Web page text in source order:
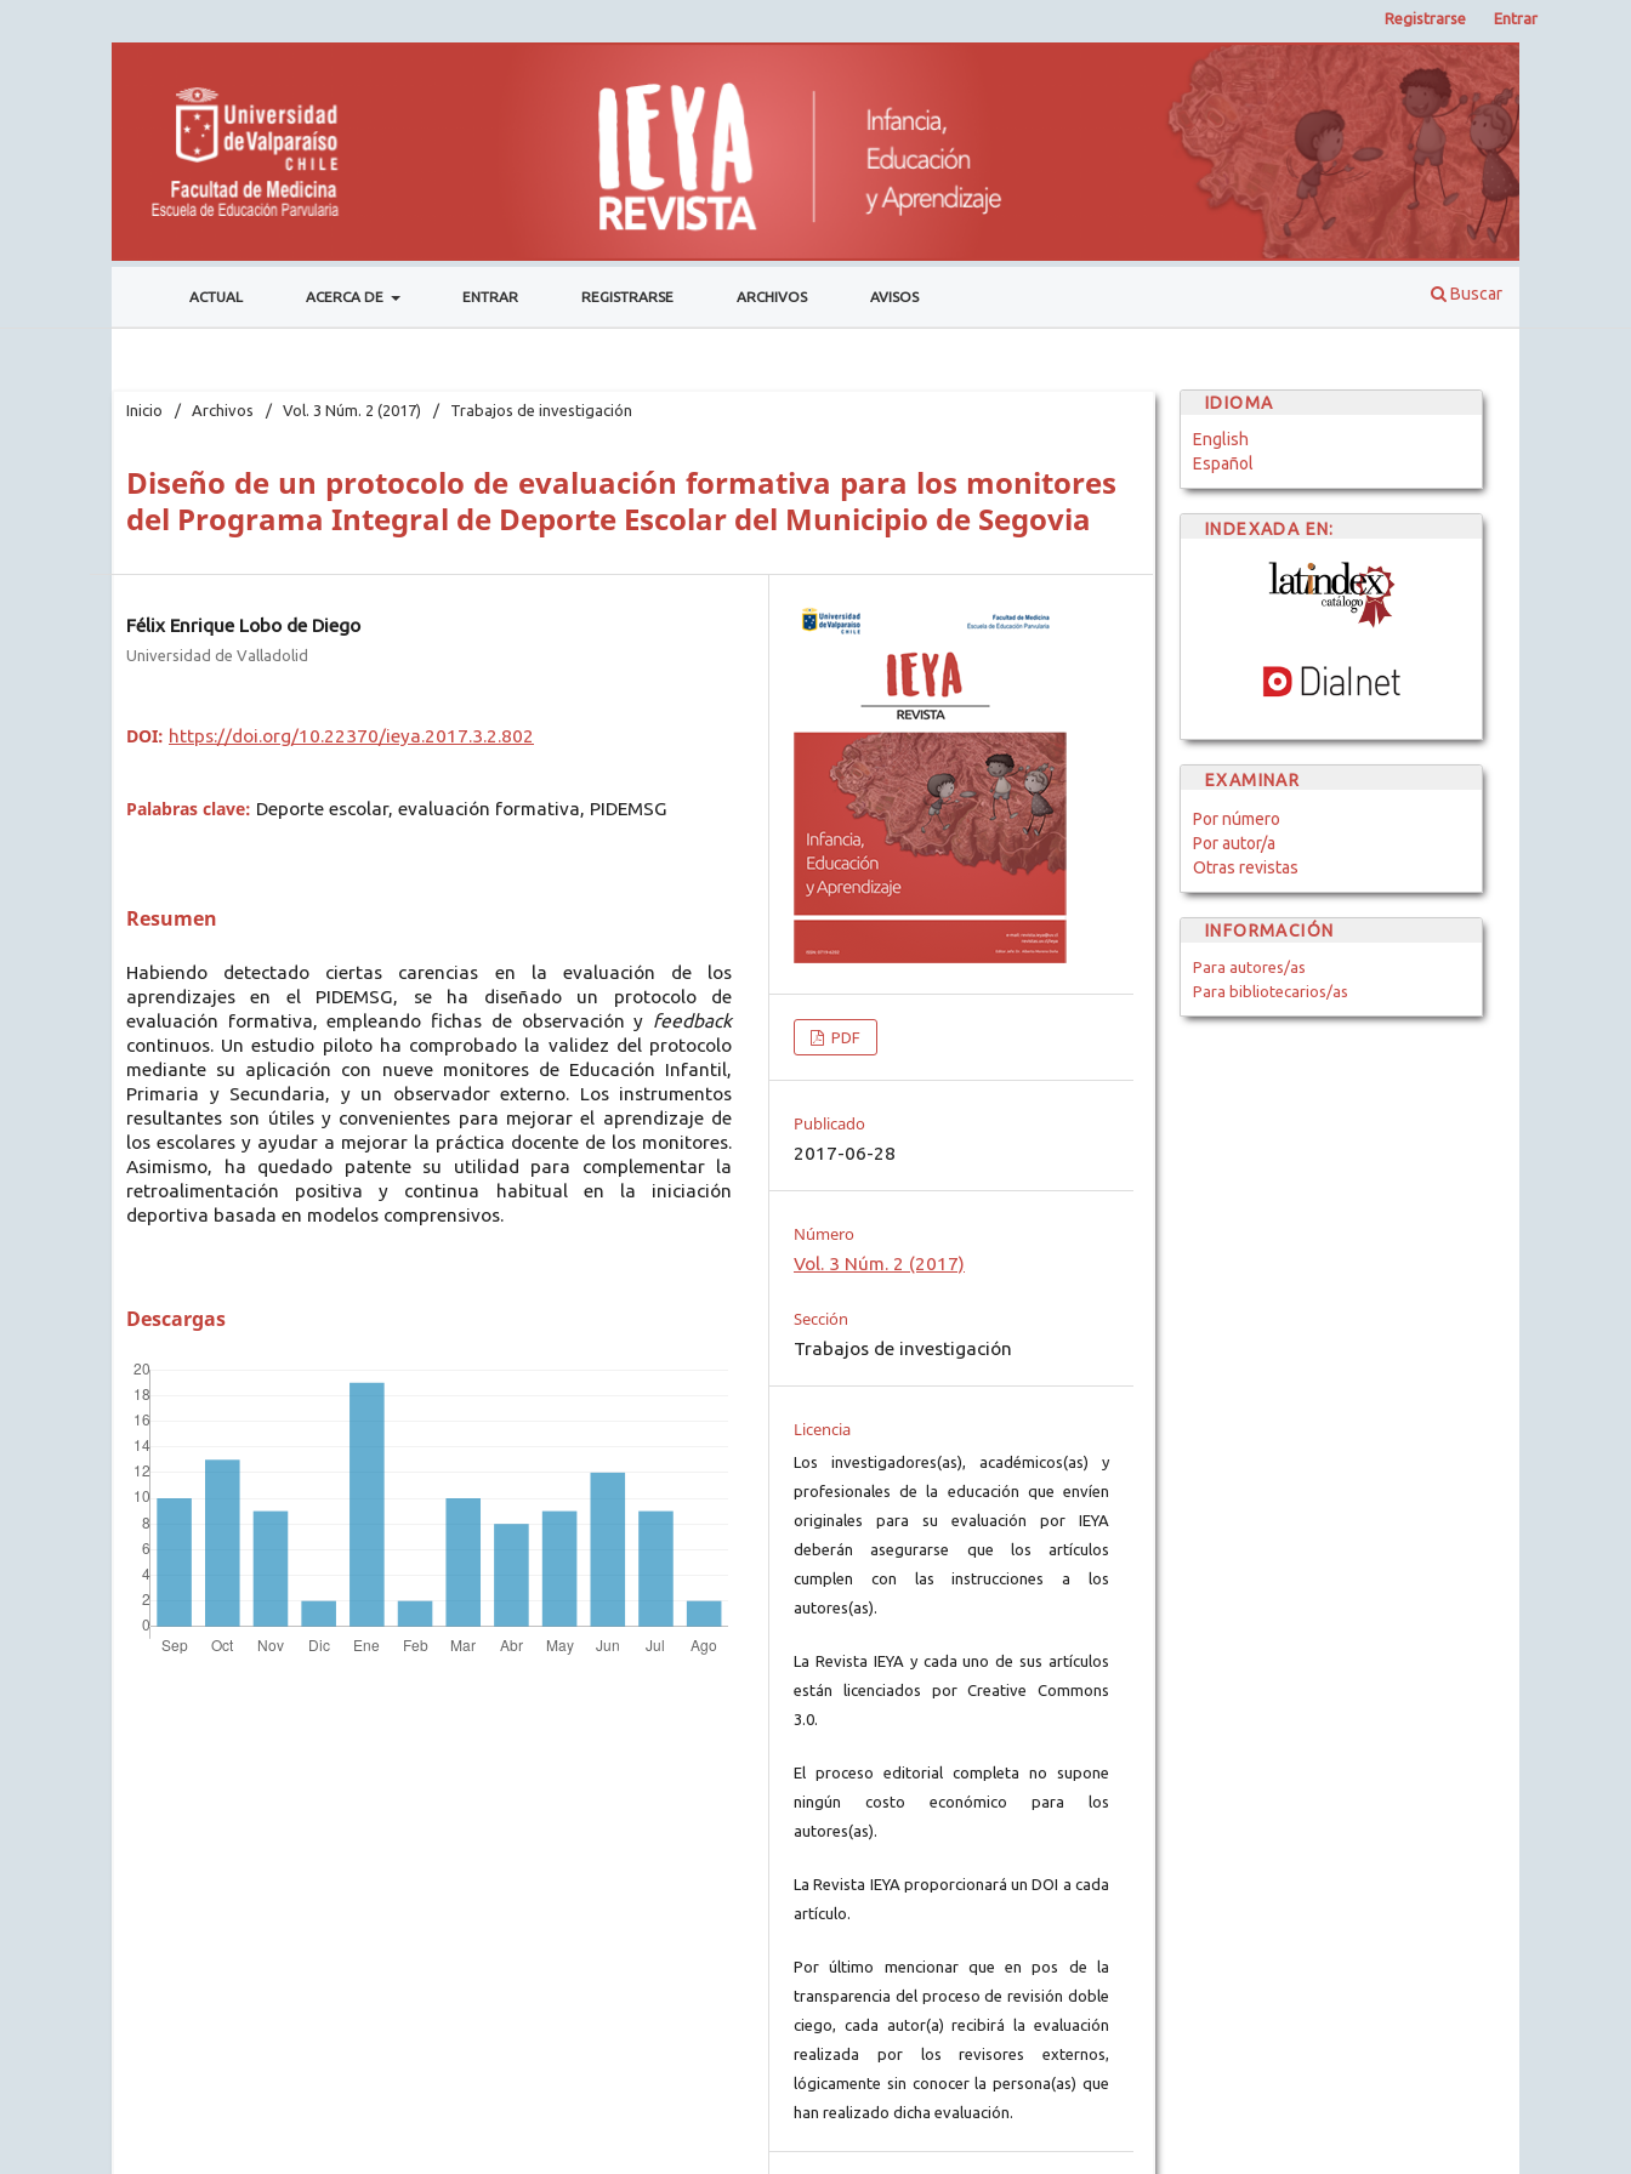
ACTUAL ACERCA DE ENTRAR REGISTRARSE ARCHIVOS AVISOS Buscar
Registrarse Entrar
Inicio / Archivos / Vol. 3 Núm. 2 (2017) / Trabajos de investigación
Diseño de un protocolo de evaluación formativa para los monitores
del Programa Integral de Deporte Escolar del Municipio de Segovia
Félix Enrique Lobo de Diego
Universidad de Valladolid
DOI: https://doi.org/10.22370/ieya.2017.3.2.802
Palabras clave: Deporte escolar, evaluación formativa, PIDEMSG
Resumen
Habiendo detectado ciertas carencias en la evaluación de los
aprendizajes en el PIDEMSG, se ha diseñado un protocolo de
evaluación formativa, empleando fichas de observación y feedback
continuos. Un estudio piloto ha comprobado la validez del protocolo
mediante su aplicación con nueve monitores de Educación Infantil,
Primaria y Secundaria, y un observador externo. Los instrumentos
resultantes son útiles y convenientes para mejorar el aprendizaje de
los escolares y ayudar a mejorar la práctica docente de los monitores.
Asimismo, ha quedado patente su utilidad para complementar la
retroalimentación positiva y continua habitual en la iniciación
deportiva basada en modelos comprensivos.
Descargas
PDF
Publicado
2017-06-28
Número
Vol. 3 Núm. 2 (2017)
Sección
Trabajos de investigación
Licencia
Los investigadores(as), académicos(as) y
profesionales de la educación que envíen
originales para su evaluación por IEYA
deberán asegurarse que los artículos
cumplen con las instrucciones a los
autores(as).
La Revista IEYA y cada uno de sus artículos
están licenciados por Creative Commons
3.0.
El proceso editorial completa no supone
ningún costo económico para los
autores(as).
La Revista IEYA proporcionará un DOI a cada
artículo.
Por último mencionar que en pos de la
transparencia del proceso de revisión doble
ciego, cada autor(a) recibirá la evaluación
realizada por los revisores externos,
lógicamente sin conocer la persona(as) que
han realizado dicha evaluación.
IDIOMA
English
Español
INDEXADA EN:
EXAMINAR
Por número
Por autor/a
Otras revistas
INFORMACIÓN
Para autores/as
Para bibliotecarios/as